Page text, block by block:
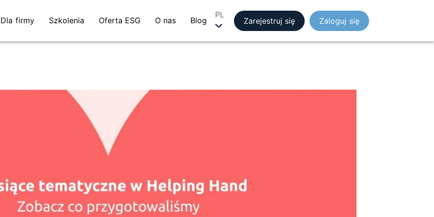
Dla firmy Szkolenia Oferta ESG O nas Blog
PL
Zarejestruj się Zaloguj się